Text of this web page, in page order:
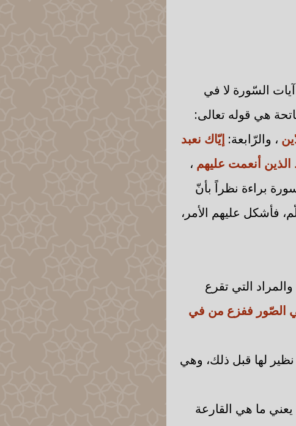
السّورة لا في
هي قوله تعالى:
، والرّابعة: إيّاك نعبد
أنعمت عليهم ،
براءة نظراً بأنّ
فأشكل عليهم الأمر،
التي تقرع
الصّور ففزع من في
لها قبل ذلك، وهي
يعني ما هي القارعة